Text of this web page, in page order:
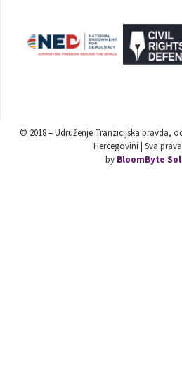
© 2018 – Udruženje Tranzicijska pravda,
Hercegovini | Sva
by BloomByte